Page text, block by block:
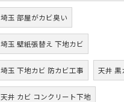
埼玉 部屋がカビ臭い
埼玉 壁紙張替え 下地カビ
埼玉 下地カビ 防カビ工事 天井 黒
天井 カビ コンクリート下地